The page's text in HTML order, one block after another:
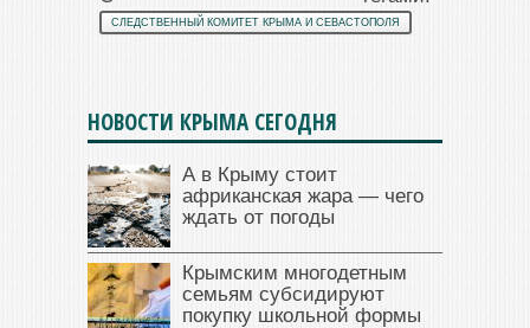
СЛЕДСТВЕННЫЙ КОМИТЕТ КРЫМА И СЕВАСТОПОЛЯ
НОВОСТИ КРЫМА СЕГОДНЯ
А в Крыму стоит
африканская жара — чего
ждать от погоды
Крымским многодетным
семьям субсидируют
покупку школьной формы